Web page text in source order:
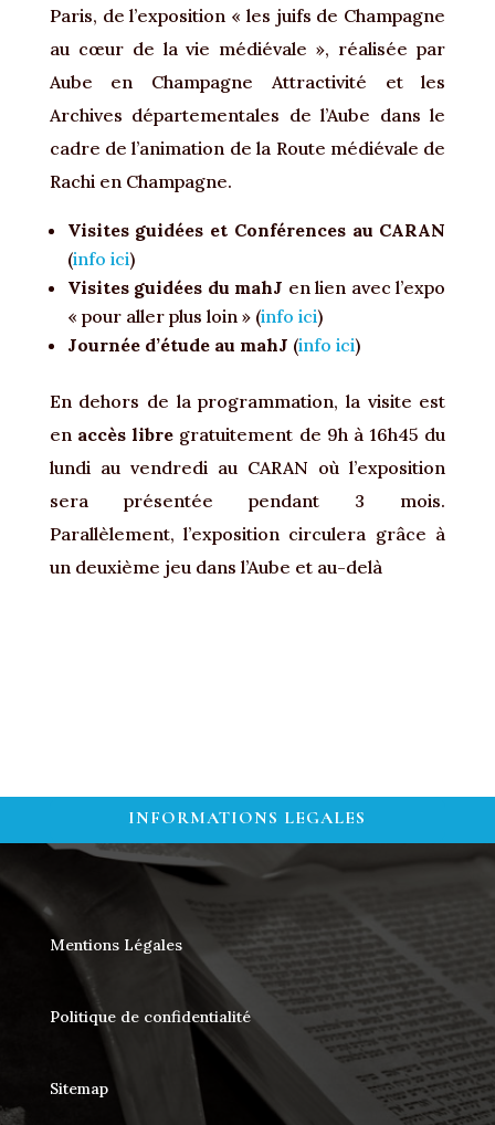
Paris, de l’exposition « les juifs de Champagne
au cœur de la vie médiévale », réalisée par
Aube en Champagne Attractivité et les
Archives départementales de l’Aube dans le
cadre de l’animation de la Route médiévale de
Rachi en Champagne.
Visites guidées et Conférences au CARAN
(info ici)
Visites guidées du mahJ en lien avec l’expo
« pour aller plus loin » (info ici)
Journée d’étude au mahJ (info ici)
En dehors de la programmation, la visite est
en accès libre gratuitement de 9h à 16h45 du
lundi au vendredi au CARAN où l’exposition
sera présentée pendant 3 mois.
Parallèlement, l’exposition circulera grâce à
un deuxième jeu dans l’Aube et au-delà
INFORMATIONS LEGALES
Mentions Légales
Politique de confidentialité
Sitemap